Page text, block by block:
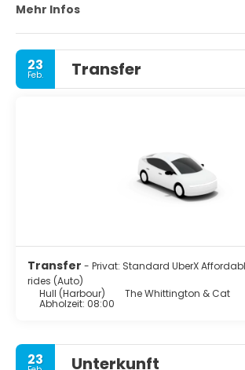
des Zweiten Weltkriegs zu den am
Jahre seit der Verleihung seiner ersten
eine faszinierende Fülle an
hinterlassen. Von flämisch inspirierten
wunderschönen, kuppelförmigen
Terrassen bis hin zu modernem,
Hier gibt es für jeden etwas: Geschichte,
Einkaufsmöglichkeiten, Sport, Kultur und
Mehr Infos
23
Feb. Transfer
Transfer - Privat: Standard UberX
rides (Auto)
Hull (Harbour)
The Whittington & Cat
Abholzeit: 08:00
23 Unterkunft